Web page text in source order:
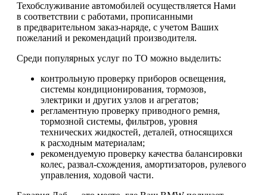
Техобслуживание автомобилей осуществляется Нами
в соответствии с работами, прописанными
в предварительном заказ-наряде, с учетом Ваших
пожеланий и рекомендаций производителя.
Среди популярных услуг по ТО можно выделить:
контрольную проверку приборов освещения,
системы кондиционирования, тормозов,
электрики и других узлов и агрегатов;
регламентную проверку приводного ремня,
тормозной системы, фильтров, уровня
технических жидкостей, деталей, относящихся
к расходным материалам;
рекомендуемую проверку качества балансировки
колес, развал-схождения, амортизаторов, рулевого
управления, ходовой части.